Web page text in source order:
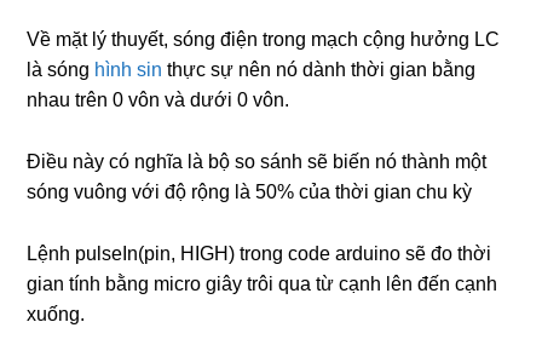
Về mặt lý thuyết, sóng điện trong mạch cộng hưởng LC
là sóng hình sin thực sự nên nó dành thời gian bằng
nhau trên 0 vôn và dưới 0 vôn.
Điều này có nghĩa là bộ so sánh sẽ biến nó thành một
sóng vuông với độ rộng là 50% của thời gian chu kỳ
Lệnh pulseIn(pin, HIGH) trong code arduino sẽ đo thời
gian tính bằng micro giây trôi qua từ cạnh lên đến cạnh
xuống.